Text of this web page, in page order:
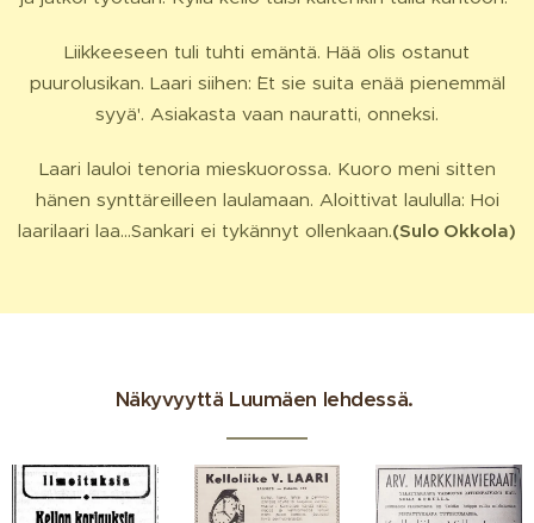
Liikkeeseen tuli tuhti emäntä. Hää olis ostanut
puurolusikan. Laari siihen: `Et sie suita enää pienemmäl
syyä'. Asiakasta vaan nauratti, onneksi.
Laari lauloi tenoria mieskuorossa. Kuoro meni sitten
hänen synttäreilleen laulamaan. Aloittivat laululla: Hoi
laarilaari laa...Sankari ei tykännyt ollenkaan.(Sulo Okkola)
Näkyvyyttä Luumäen lehdessä.